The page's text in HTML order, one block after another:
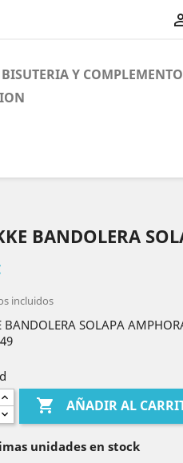
BISUTERIA Y
BANDOLERA
incluidos
BANDOLERA SOLAPA
 AÑADIR AL
unidades en stock